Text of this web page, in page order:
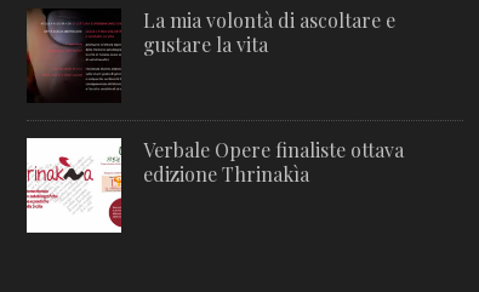
La mia volontà di ascoltare e
gustare la vita
Verbale Opere finaliste ottava
edizione Thrinakìa